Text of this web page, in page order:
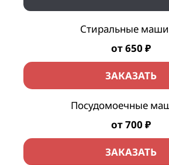
Стиральные
от 650 ₽
ЗАКАЗАТЬ
Посудомоечные
от 700 ₽
ЗАКАЗАТЬ